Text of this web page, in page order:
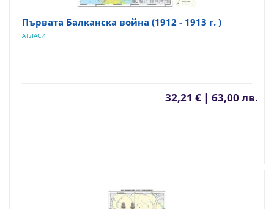
Първата Балканска война (1912 - 1913 г. )
АТЛАСИ
32,21 € | 63,00 лв.